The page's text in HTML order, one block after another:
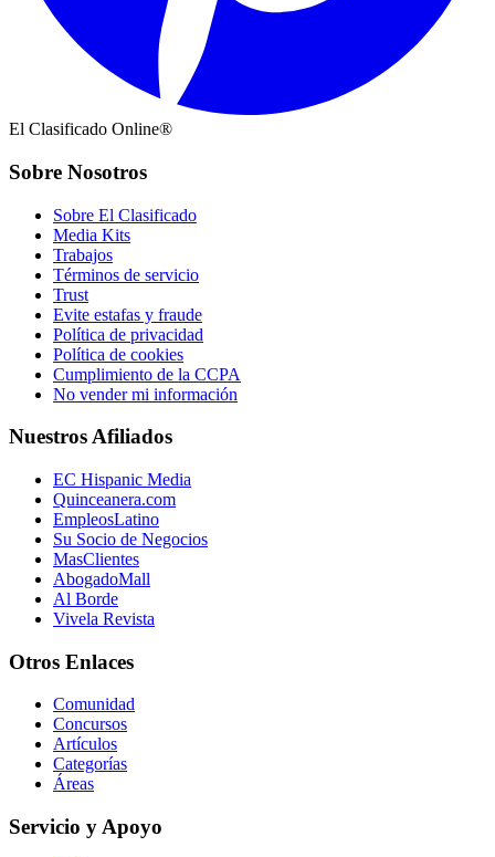
El Clasificado Online®
Sobre Nosotros
Sobre El Clasificado
Media Kits
Trabajos
Términos de servicio
Trust
Evite estafas y fraude
Política de privacidad
Política de cookies
Cumplimiento de la CCPA
No vender mi información
Nuestros Afiliados
EC Hispanic Media
Quinceanera.com
EmpleosLatino
Su Socio de Negocios
MasClientes
AbogadoMall
Al Borde
Vivela Revista
Otros Enlaces
Comunidad
Concursos
Artículos
Categorías
Áreas
Servicio y Apoyo